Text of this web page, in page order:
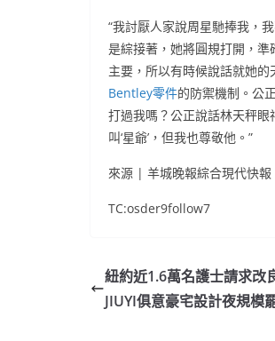
“我討厭人家說周星馳捧我，
是綜接著，她將圓規打開，準
主要，所以有時候說話就她
Bentley零件的防禦機制。公
打過我嗎？公正說話林天秤
叫‘星爺’，但我也尊敬他。”
來源 | 羊城晚報綜合現代快報
TC:osder9follow7
紐約近1.6萬名護士請求改
JIUYI俱意豪宅設計夜規模